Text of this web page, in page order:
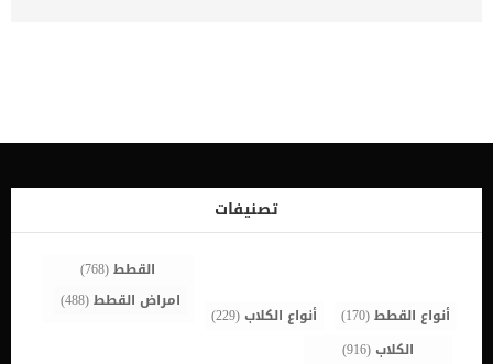
تمتص أكبر قد ممكن من البول. اقرأ: نصائح عامة لتنظيف الكلاب معلومات
إزالتها ازالة رائحة بول الكلاب: الطريقة الثانية لكن إذا لاحظت وجود بقعة
رطبة قد تكون حدثت في وقت سابق من اليوم، ضع عليها صودا الخبز
(بيكربونات الصوديوم) واتركها طوال الليل. بعد أن […]
تصنيفات
أنواع القطط(170) أنواع الكلاب(229)
القطط(768)
امراض القطط(488)
الكلاب(916)